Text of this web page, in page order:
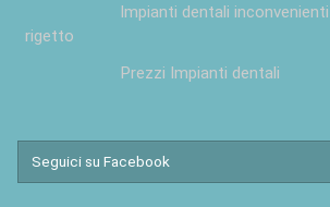
Impianti dentali
rigetto
Prezzi Impianti dentali
Seguici su Facebook